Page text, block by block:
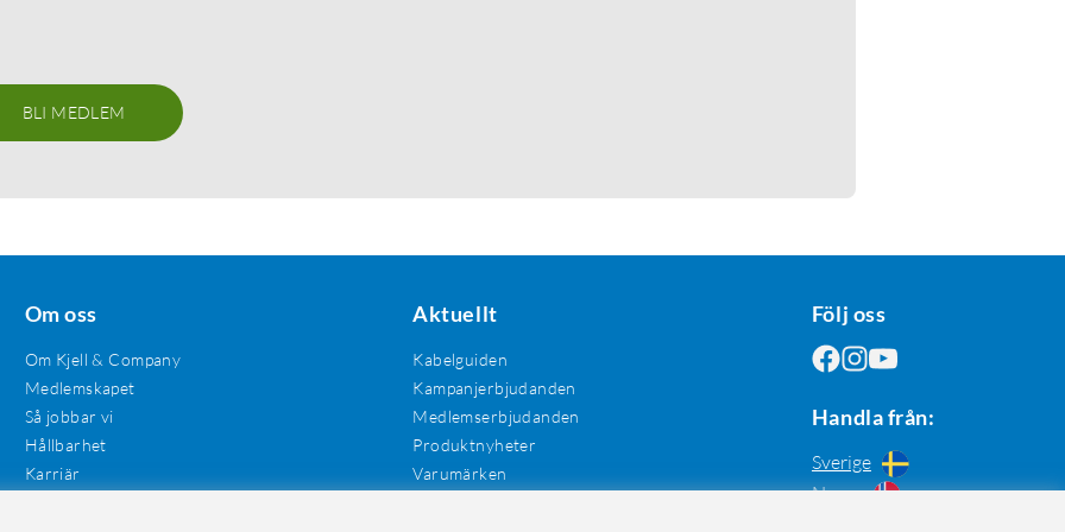
BLI MEDLEM
Om oss
Om Kjell & Company
Medlemskapet
Så jobbar vi
Hållbarhet
Karriär
Aktuellt
Kabelguiden
Kampanjerbjudanden
Medlemserbjudanden
Produktnyheter
Varumärken
Följ oss
Handla från:
Sverige
Norge